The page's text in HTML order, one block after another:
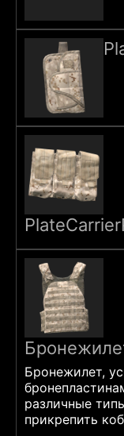
Бронежилет,
различные
прикрепить